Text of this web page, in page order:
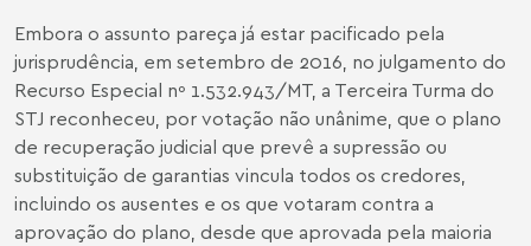
Embora o assunto pareça já estar pacificado pela
jurisprudência, em setembro de 2016, no julgamento do
Recurso Especial nº 1.532.943/MT, a Terceira Turma do
STJ reconheceu, por votação não unânime, que o plano
de recuperação judicial que prevê a supressão ou
substituição de garantias vincula todos os credores,
incluindo os ausentes e os que votaram contra a
aprovação do plano, desde que aprovada pela maioria